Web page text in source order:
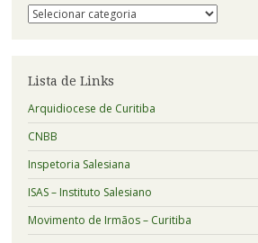
Publicações
relacionadas
Lista de Links
Arquidiocese de Curitiba
CNBB
Inspetoria Salesiana
ISAS – Instituto Salesiano
Movimento de Irmãos – Curitiba